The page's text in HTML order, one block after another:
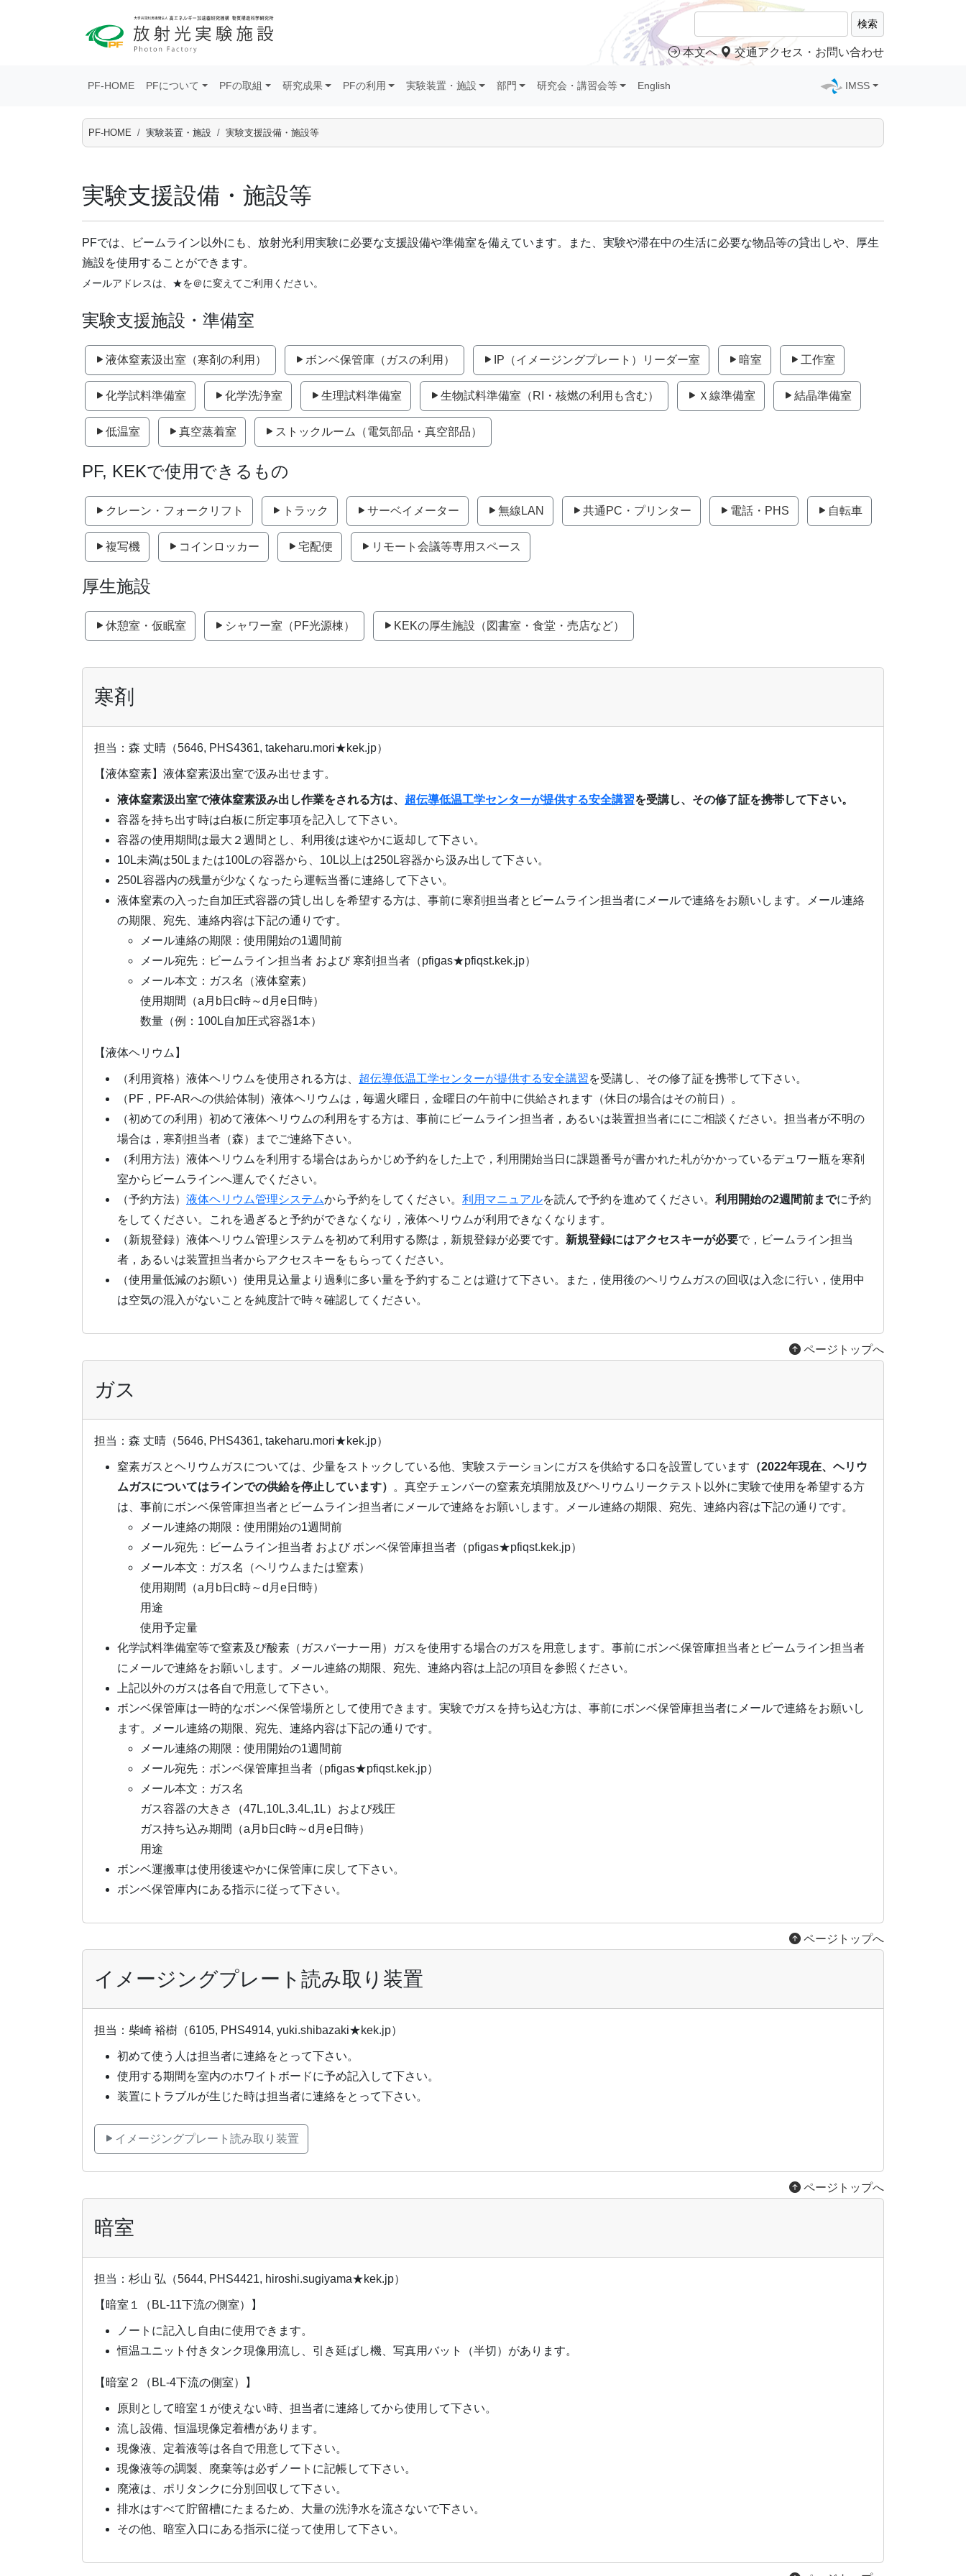
検索
本文へ 交通アクセス・お問い合わせ
PF-HOME PFについて PFの取組 研究成果 PFの利用 実験装置・施設 部門 研究会・講習会等 English IMSS
PF-HOME 実験装置・施設 実験支援設備・施設等
実験支援設備・施設等
PFでは、ビームライン以外にも、放射光利用実験に必要な支援設備や準備室を備えています。また、実験や滞在中の生活に必要な物品等の貸出しや、厚生
施設を使用することができます。
メールアドレスは、★を＠に変えてご利用ください。
実験支援施設・準備室
液体窒素汲出室（寒剤の利用） ボンベ保管庫（ガスの利用） IP（イメージングプレート）リーダー室 暗室 工作室
化学試料準備室 化学洗浄室 生理試料準備室 生物試料準備室（RI・核燃の利用も含む） Ｘ線準備室 結晶準備室
低温室 真空蒸着室 ストックルーム（電気部品・真空部品）
PF, KEKで使用できるもの
クレーン・フォークリフト トラック サーベイメーター 無線LAN 共通PC・プリンター 電話・PHS 自転車
複写機 コインロッカー 宅配便 リモート会議等専用スペース
厚生施設
休憩室・仮眠室 シャワー室（PF光源棟） KEKの厚生施設（図書室・食堂・売店など）
寒剤
担当：森 丈晴（5646, PHS4361, takeharu.mori★kek.jp）
【液体窒素】液体窒素汲出室で汲み出せます。
液体窒素汲出室で液体窒素汲み出し作業をされる方は、 超伝導低温工学センターが提供する安全講習を受講し、その修了証を携帯して下さい。
容器を持ち出す時は白板に所定事項を記入して下さい。
容器の使用期間は最大２週間とし、利用後は速やかに返却して下さい。
10L未満は50Lまたは100Lの容器から、10L以上は250L容器から汲み出して下さい。
250L容器内の残量が少なくなったら運転当番に連絡して下さい。
液体窒素の入った自加圧式容器の貸し出しを希望する方は、事前に寒剤担当者とビームライン担当者にメールで連絡をお願いします。メール連絡
の期限、宛先、連絡内容は下記の通りです。
メール連絡の期限：使用開始の1週間前
メール宛先：ビームライン担当者 および 寒剤担当者（pfigas★pfiqst.kek.jp）
メール本文：ガス名（液体窒素）
使用期間（a月b日c時～d月e日f時）
数量（例：100L自加圧式容器1本）
【液体ヘリウム】
（利用資格）液体ヘリウムを使用される方は、 超伝導低温工学センターが提供する安全講習を受講し、その修了証を携帯して下さい。
（PF，PF-ARへの供給体制）液体ヘリウムは，毎週火曜日，金曜日の午前中に供給されます（休日の場合はその前日）。
（初めての利用）初めて液体ヘリウムの利用をする方は、事前にビームライン担当者，あるいは装置担当者ににご相談ください。担当者が不明の
場合は，寒剤担当者（森）までご連絡下さい。
（利用方法）液体ヘリウムを利用する場合はあらかじめ予約をした上で，利用開始当日に課題番号が書かれた札がかかっているデュワー瓶を寒剤
室からビームラインへ運んでください。
（予約方法） 液体ヘリウム管理システムから予約をしてください。 利用マニュアルを読んで予約を進めてください。 利用開始の2週間前までに予約
をしてください。これを過ぎると予約ができなくなり，液体ヘリウムが利用できなくなります。
（新規登録）液体ヘリウム管理システムを初めて利用する際は，新規登録が必要です。 新規登録にはアクセスキーが必要で，ビームライン担当
者，あるいは装置担当者からアクセスキーをもらってください。
（使用量低減のお願い）使用見込量より過剰に多い量を予約することは避けて下さい。また，使用後のヘリウムガスの回収は入念に行い，使用中
は空気の混入がないことを純度計で時々確認してください。
ページトップへ
ガス
担当：森 丈晴（5646, PHS4361, takeharu.mori★kek.jp）
窒素ガスとヘリウムガスについては、少量をストックしている他、実験ステーションにガスを供給する口を設置しています （2022年現在、ヘリウ
ムガスについてはラインでの供給を停止しています）
。真空チェンバーの窒素充填開放及びヘリウムリークテスト以外に実験で使用を希望する方
は、事前にボンベ保管庫担当者とビームライン担当者にメールで連絡をお願いします。メール連絡の期限、宛先、連絡内容は下記の通りです。
メール連絡の期限：使用開始の1週間前
メール宛先：ビームライン担当者 および ボンベ保管庫担当者（pfigas★pfiqst.kek.jp）
メール本文：ガス名（ヘリウムまたは窒素）
使用期間（a月b日c時～d月e日f時）
用途
使用予定量
化学試料準備室等で窒素及び酸素（ガスバーナー用）ガスを使用する場合のガスを用意します。事前にボンベ保管庫担当者とビームライン担当者
にメールで連絡をお願いします。メール連絡の期限、宛先、連絡内容は上記の項目を参照ください。
上記以外のガスは各自で用意して下さい。
ボンベ保管庫は一時的なボンベ保管場所として使用できます。実験でガスを持ち込む方は、事前にボンベ保管庫担当者にメールで連絡をお願いし
ます。メール連絡の期限、宛先、連絡内容は下記の通りです。
メール連絡の期限：使用開始の1週間前
メール宛先：ボンベ保管庫担当者（pfigas★pfiqst.kek.jp）
メール本文：ガス名
ガス容器の大きさ（47L,10L,3.4L,1L）および残圧
ガス持ち込み期間（a月b日c時～d月e日f時）
用途
ボンベ運搬車は使用後速やかに保管庫に戻して下さい。
ボンベ保管庫内にある指示に従って下さい。
ページトップへ
イメージングプレート読み取り装置
担当：柴崎 裕樹（6105, PHS4914, yuki.shibazaki★kek.jp）
初めて使う人は担当者に連絡をとって下さい。
使用する期間を室内のホワイトボードに予め記入して下さい。
装置にトラブルが生じた時は担当者に連絡をとって下さい。
イメージングプレート読み取り装置
ページトップへ
暗室
担当：杉山 弘（5644, PHS4421, hiroshi.sugiyama★kek.jp）
【暗室１（BL-11下流の側室）】
ノートに記入し自由に使用できます。
恒温ユニット付きタンク現像用流し、引き延ばし機、写真用バット（半切）があります。
【暗室２（BL-4下流の側室）】
原則として暗室１が使えない時、担当者に連絡してから使用して下さい。
流し設備、恒温現像定着槽があります。
現像液、定着液等は各自で用意して下さい。
現像液等の調製、廃棄等は必ずノートに記帳して下さい。
廃液は、ポリタンクに分別回収して下さい。
排水はすべて貯留槽にたまるため、大量の洗浄水を流さないで下さい。
その他、暗室入口にある指示に従って使用して下さい。